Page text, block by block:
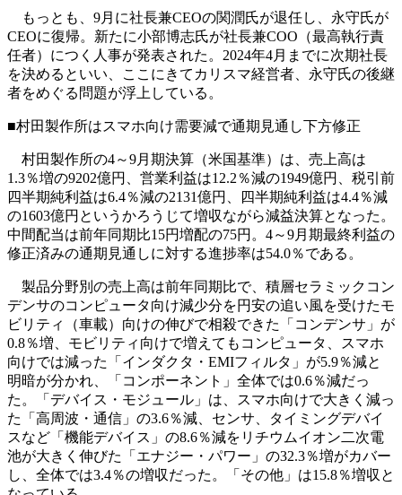
もっとも、9月に社長兼CEOの関潤氏が退任し、永守氏が
CEOに復帰。新たに小部博志氏が社長兼COO（最高執行責
任者）につく人事が発表された。2024年4月までに次期社長
を決めるといい、ここにきてカリスマ経営者、永守氏の後継
者をめぐる問題が浮上している。
■村田製作所はスマホ向け需要減で通期見通し下方修正
村田製作所の4～9月期決算（米国基準）は、売上高は
1.3％増の9202億円、営業利益は12.2％減の1949億円、税引前
四半期純利益は6.4％減の2131億円、四半期純利益は4.4％減
の1603億円というかろうじて増収ながら減益決算となった。
中間配当は前年同期比15円増配の75円。4～9月期最終利益の
修正済みの通期見通しに対する進捗率は54.0％である。
製品分野別の売上高は前年同期比で、積層セラミックコン
デンサのコンピュータ向け減少分を円安の追い風を受けたモ
ビリティ（車載）向けの伸びで相殺できた「コンデンサ」が
0.8％増、モビリティ向けで増えてもコンピュータ、スマホ
向けでは減った「インダクタ・EMIフィルタ」が5.9％減と
明暗が分かれ、「コンポーネント」全体では0.6％減だっ
た。「デバイス・モジュール」は、スマホ向けで大きく減っ
た「高周波・通信」の3.6％減、センサ、タイミングデバイ
スなど「機能デバイス」の8.6％減をリチウムイオン二次電
池が大きく伸びた「エナジー・パワー」の32.3％増がカバー
し、全体では3.4％の増収だった。「その他」は15.8％増収と